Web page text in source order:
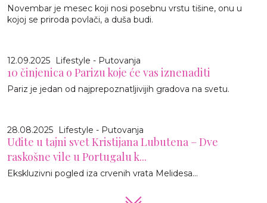
Novembar je mesec koji nosi posebnu vrstu tišine, onu u
kojoj se priroda povlači, a duša budi.
12.09.2025 Lifestyle - Putovanja
10 činjenica o Parizu koje će vas iznenaditi
Pariz je jedan od najprepoznatljivijih gradova na svetu.
28.08.2025 Lifestyle - Putovanja
Uđite u tajni svet Kristijana Lubutena – Dve
raskošne vile u Portugalu k...
Ekskluzivni pogled iza crvenih vrata Melidesa...